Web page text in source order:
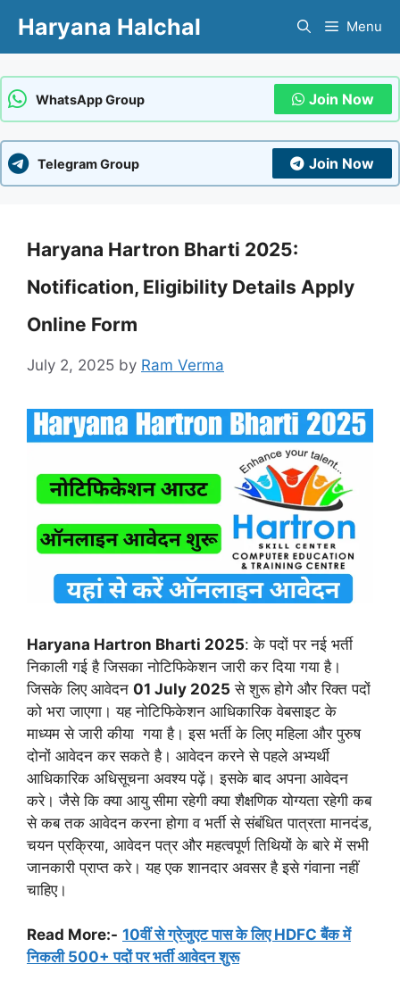
content
Haryana Halchal Menu
WhatsApp Group Join Now
Telegram Group Join Now
Haryana Hartron Bharti 2025:
Notification, Eligibility Details Apply
Online Form
July 2, 2025 by Ram Verma
Haryana Hartron Bharti 2025: के पदों पर नई भर्ती
निकाली गई है जिसका नोटिफिकेशन जारी कर दिया गया है।
जिसके लिए आवेदन 01 July 2025 से शुरू होगे और रिक्त पदों
को भरा जाएगा। यह नोटिफिकेशन आधिकारिक वेबसाइट के
माध्यम से जारी कीया गया है। इस भर्ती के लिए महिला और पुरुष
दोनों आवेदन कर सकते है। आवेदन करने से पहले अभ्यर्थी
आधिकारिक अधिसूचना अवश्य पढ़ें। इसके बाद अपना आवेदन
करे। जैसे कि क्या आयु सीमा रहेगी क्या शैक्षणिक योग्यता रहेगी कब
से कब तक आवेदन करना होगा व भर्ती से संबंधित पात्रता मानदंड,
चयन प्रक्रिया, आवेदन पत्र और महत्वपूर्ण तिथियों के बारे में सभी
जानकारी प्राप्त करे। यह एक शानदार अवसर है इसे गंवाना नहीं
चाहिए।
Read More:- 10वीं से ग्रेजुएट पास के लिए HDFC बैंक में
निकली 500+ पदों पर भर्ती आवेदन शुरू